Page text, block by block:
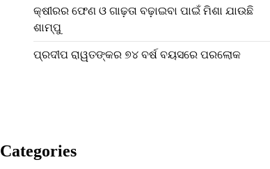
କ୍ଷୀରର ଫେଣ ଓ ଗାଢ଼ତା ବଢ଼ାଇବା ପାଇଁ ମିଶା ଯାଉଛି
ଶାମ୍ପୁ
ପ୍ରଦୀପ ରାୱତଙ୍କର ୭୪ ବର୍ଷ ବୟସରେ ପରଲୋକ
Categories